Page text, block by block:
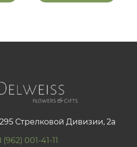
Стрелковой Дивизии, 2а
(962) 001-41-11